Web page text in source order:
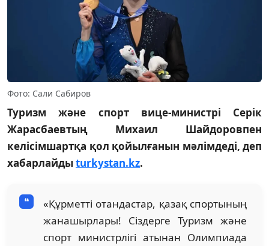
Фото: Сали Сабиров
Туризм және спорт вице-министрі Серік
Жарасбаевтың Михаил Шайдоровпен
келісімшартқа қол қойылғанын мәлімдеді, деп
хабарлайдыturkystan.kz.
«Құрметті отандастар, қазақ спортының
жанашырлары! Сіздерге Туризм және
спорт министрлігі атынан Олимпиада